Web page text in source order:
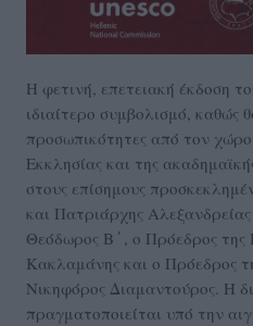
Η φετινή, επετειακή έκδοση
ιδιαίτερο συμβολισμό, καθώς
προσωπικότητες από τον χώρο
Εκκλησίας και της
στους επίσημους
και Πατριάρχης
Θεόδωρος Β΄, ο Πρόεδρος της
Κακλαμάνης και ο Πρόεδρος
Νικηφόρος Διαμαντούρος. Η
πραγματοποιείται υπό την